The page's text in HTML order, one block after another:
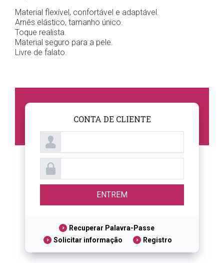
Material flexível, confortável e adaptável.
Arnês elástico, tamanho único.
Toque realista.
Material seguro para a pele.
Livre de falato.
CONTA DE CLIENTE
Recuperar Palavra-Passe
Solicitar informação
Registro